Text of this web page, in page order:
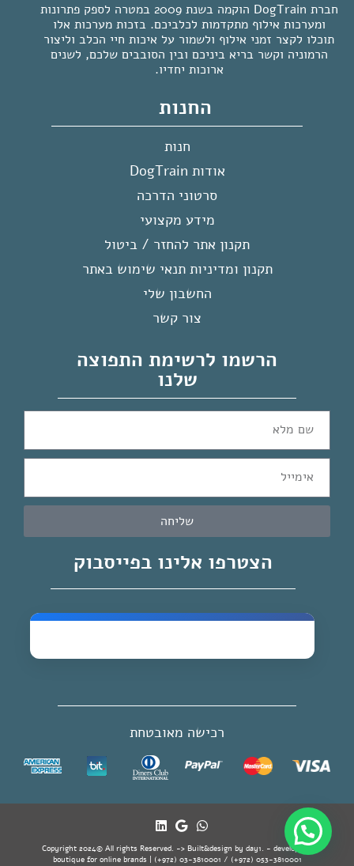
חברת DogTrain הוקמה בשנת 2009 במטרה לספק פתרונות
ומערכות אילוף מתקדמות לכלביכם. בזכות מערכות אלו
תוכלו לקצר זמני אילוף ולשמור על איכות חיי הכלב וליצור
הרמוניה וקשר בריא ביניכם ובין הסובבים שלכם, לשנים
ארוכות יחדיו.
החנות
חנות
אודות DogTrain
סרטוני הדרכה
מידע מקצועי
תקנון אתר להחזר / ביטול
תקנון ומדיניות תנאי שימוש באתר
החשבון שלי
צור קשר
הרשמו לרשימת התפוצה
שלנו
שליחה
הצטרפו אלינו בפייסבוק
רכישה מאובטחת
Copyright 2024© All rights Reserved. -> Built&design by day1. - developer's
boutique for online brands | (+972) 03-3810001 / (+972) 053-3810001